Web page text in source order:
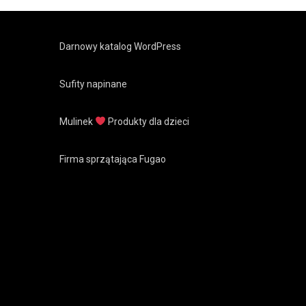
Darnowy katalog WordPress
Sufity napinane
Mulinek Produkty dla dzieci
Firma sprzątająca Fugao